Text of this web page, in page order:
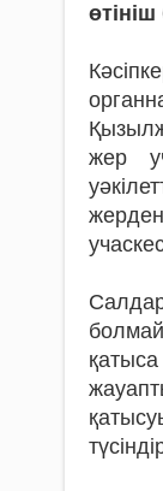
өтініш
жер